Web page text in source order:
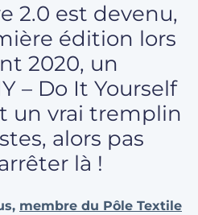
2.0 est devenu,
édition lors
2020, un
– Do It Yourself
un vrai tremplin
alors pas
là !
membre du Pôle Textile